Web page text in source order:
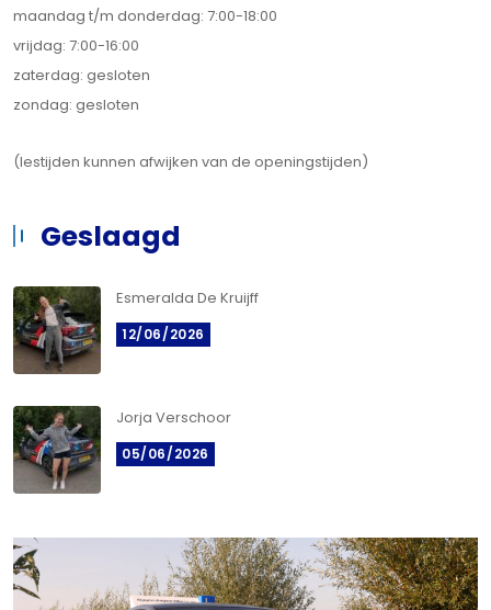
maandag t/m donderdag: 7:00-18:00
vrijdag: 7:00-16:00
zaterdag: gesloten
zondag: gesloten
(lestijden kunnen afwijken van de openingstijden)
Geslaagd
Esmeralda De Kruijff
12/06/2026
Jorja Verschoor
05/06/2026